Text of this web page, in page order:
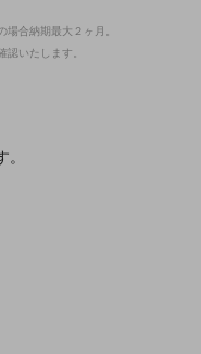
合納期最大２ヶ月。
認いたします。